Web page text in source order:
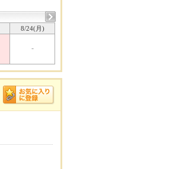
8/24(月)
-